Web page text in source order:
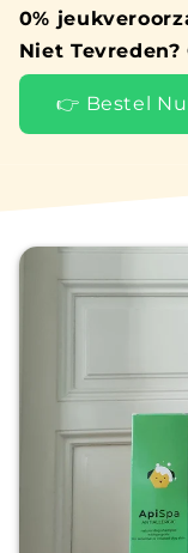
0%
Niet Tevreden?
👉 Bestel